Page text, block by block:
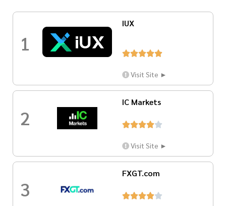
1
IUX

Visit Site ►
2
IC Markets

Visit Site ►
3
FXGT.com
